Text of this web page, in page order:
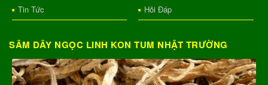
Tin Tức
Hỏi Đáp
SÂM DÂY NGỌC LINH KON TUM NHẬT TRƯỜNG